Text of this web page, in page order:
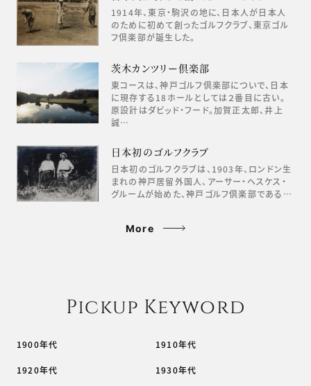
1914年、東京・駒沢の地に、日本人が日本人
のために初めて創ったゴルフクラブ、東京ゴル
フ倶楽部が誕生した。
茨木カンツリー倶楽部
東コースは、神戸ゴルフ倶楽部についで、日本
に現存する18ホールとしては２番目に古い。
原設計はダビッド・フード。加賀正太郎、井上
誠…
日本初のゴルフクラブ
日本初のゴルフクラブは、1903年、ロンドン生
まれの神戸居留外国人、アーサー・ヘスケス・
グルームが始めた、神戸ゴルフ倶楽部である…
More
Pickup Keyword
1900年代 1910年代
1920年代 1930年代